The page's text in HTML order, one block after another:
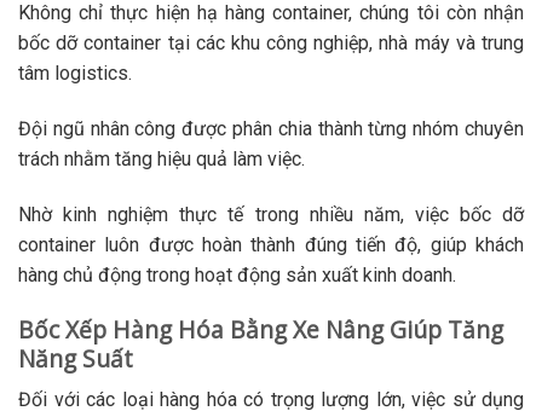
Không chỉ thực hiện hạ hàng container, chúng tôi còn nhận
bốc dỡ container tại các khu công nghiệp, nhà máy và trung
tâm logistics.
Đội ngũ nhân công được phân chia thành từng nhóm chuyên
trách nhằm tăng hiệu quả làm việc.
Nhờ kinh nghiệm thực tế trong nhiều năm, việc bốc dỡ
container luôn được hoàn thành đúng tiến độ, giúp khách
hàng chủ động trong hoạt động sản xuất kinh doanh.
Bốc Xếp Hàng Hóa Bằng Xe Nâng Giúp Tăng
Năng Suất
Đối với các loại hàng hóa có trọng lượng lớn, việc sử dụng